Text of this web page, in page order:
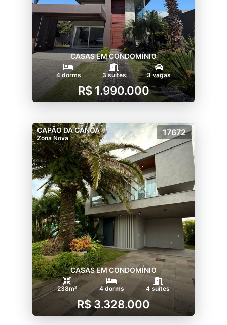
CASAS EM CONDOMÍNIO
4 dorms 3 suítes 3 vagas
R$ 1.990.000
CAPÃO DA CANOA
Zona Nova
17672
CASAS EM CONDOMÍNIO
238m² 4 dorms 4 suítes
R$ 3.328.000